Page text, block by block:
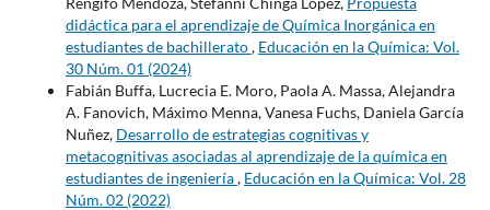
didáctica para el aprendizaje de Química Inorgánica en
estudiantes de bachillerato, Educación en la Química: Vol.
30 Núm. 01 (2024)
Fabián Buffa, Lucrecia E. Moro, Paola A. Massa, Alejandra
A. Fanovich, Máximo Menna, Vanesa Fuchs, Daniela García
Nuñez, Desarrollo de estrategias cognitivas y
metacognitivas asociadas al aprendizaje de la química en
estudiantes de ingeniería, Educación en la Química: Vol. 28
Núm. 02 (2022)